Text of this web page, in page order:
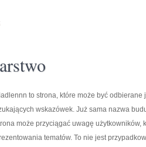
to strona, które może być
wskazówek. Już sama nazwa
może przyciągać uwagę użytkowników,
tematów. To nie jest